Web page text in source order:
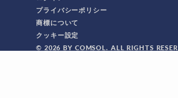
プライバシーポリシー
商標について
クッキー設定
© 2026 BY COMSOL. ALL RIGHTS